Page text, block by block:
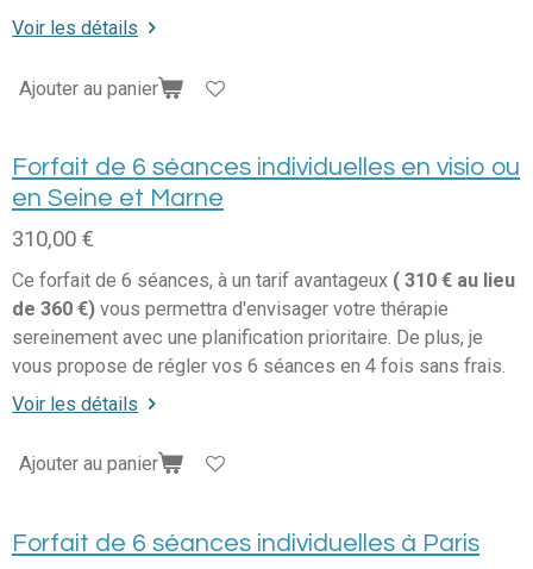
Voir les détails
Ajouter au panier
Forfait de 6 séances individuelles en visio ou
en Seine et Marne
310,00 €
Ce forfait de 6 séances, à un tarif avantageux ( 310 € au lieu
de 360 €) vous permettra d'envisager votre thérapie
sereinement avec une planification prioritaire. De plus, je
vous propose de régler vos 6 séances en 4 fois sans frais.
Voir les détails
Ajouter au panier
Forfait de 6 séances individuelles à Paris